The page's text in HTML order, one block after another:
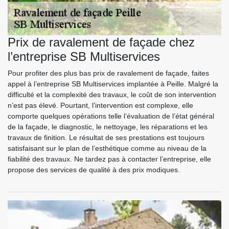
Prix de ravalement de façade chez
l’entreprise SB Multiservices
Pour profiter des plus bas prix de ravalement de façade, faites
appel à l’entreprise SB Multiservices implantée à Peille. Malgré la
difficulté et la complexité des travaux, le coût de son intervention
n’est pas élevé. Pourtant, l’intervention est complexe, elle
comporte quelques opérations telle l’évaluation de l’état général
de la façade, le diagnostic, le nettoyage, les réparations et les
travaux de finition. Le résultat de ses prestations est toujours
satisfaisant sur le plan de l’esthétique comme au niveau de la
fiabilité des travaux. Ne tardez pas à contacter l’entreprise, elle
propose des services de qualité à des prix modiques.